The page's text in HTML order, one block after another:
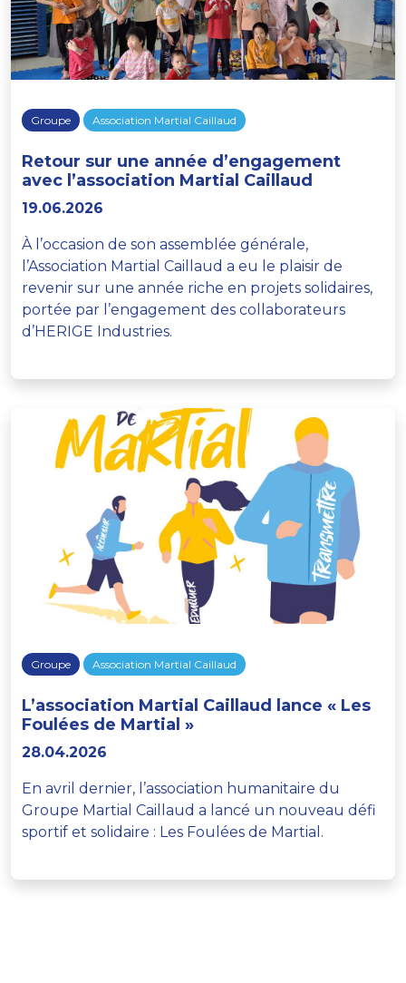
Groupe Association Martial Caillaud
Retour sur une année d’engagement
avec l’association Martial Caillaud
19.06.2026
À l’occasion de son assemblée générale,
l’Association Martial Caillaud a eu le plaisir de
revenir sur une année riche en projets solidaires,
portée par l’engagement des collaborateurs
d’HERIGE Industries.
Groupe Association Martial Caillaud
L’association Martial Caillaud lance « Les
Foulées de Martial »
28.04.2026
En avril dernier, l’association humanitaire du
Groupe Martial Caillaud a lancé un nouveau défi
sportif et solidaire : Les Foulées de Martial.